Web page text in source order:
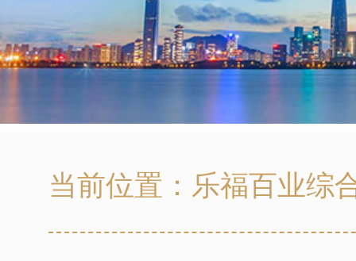
当前位置： 乐福百业综